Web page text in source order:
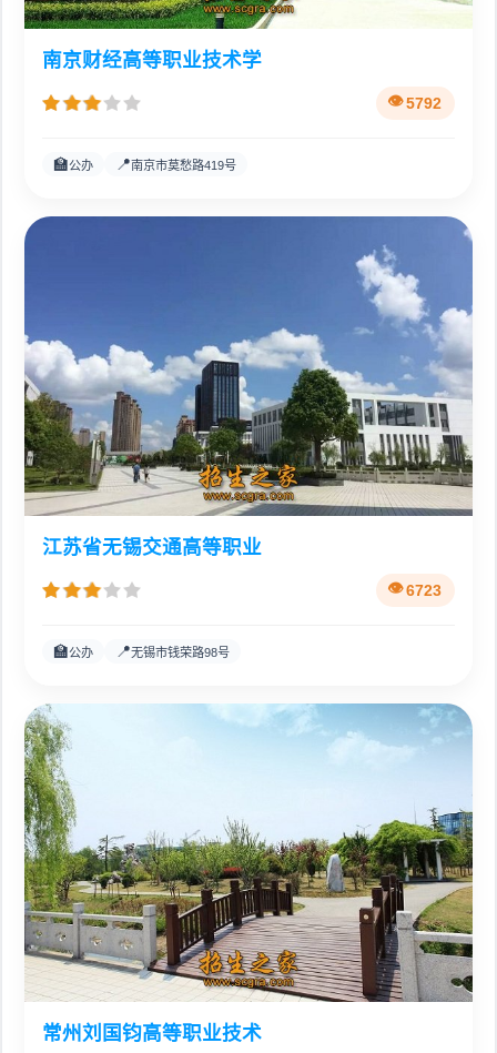
南京财经高等职业技术学
5792
🏫公办 📍南京市莫愁路419号
江苏省无锡交通高等职业
6723
🏫公办 📍无锡市钱荣路98号
常州刘国钧高等职业技术